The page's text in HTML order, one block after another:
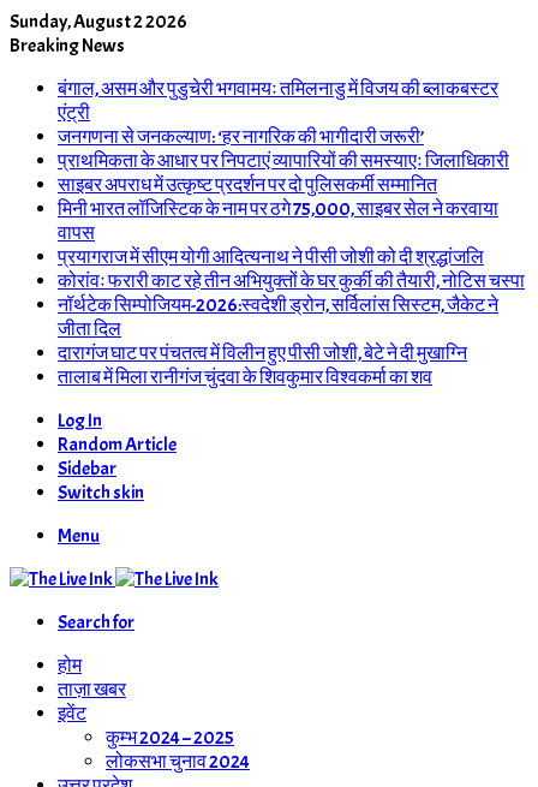
Sunday, August 2 2026
Breaking News
बंगाल, असम और पुडुचेरी भगवामयः तमिलनाडु में विजय की ब्लाकबस्टर
एंट्री
जनगणना से जनकल्याण: ‘हर नागरिक की भागीदारी जरूरी’
प्राथमिकता के आधार पर निपटाएं व्यापारियों की समस्याएः जिलाधिकारी
साइबर अपराध में उत्कृष्ट प्रदर्शन पर दो पुलिसकर्मी सम्मानित
मिनी भारत लॉजिस्टिक के नाम पर ठगे 75,000, साइबर सेल ने करवाया
वापस
प्रयागराज में सीएम योगी आदित्यनाथ ने पीसी जोशी को दी श्रद्धांजलि
कोरांवः फरारी काट रहे तीन अभियुक्तों के घर कुर्की की तैयारी, नोटिस चस्पा
नॉर्थटेक सिम्पोजियम-2026:स्वदेशी ड्रोन, सर्विलांस सिस्टम, जैकेट ने
जीता दिल
दारागंज घाट पर पंचतत्व में विलीन हुए पीसी जोशी, बेटे ने दी मुखाग्नि
तालाब में मिला रानीगंज चुंदवा के शिवकुमार विश्वकर्मा का शव
Log In
Random Article
Sidebar
Switch skin
Menu
Search for
होम
ताज़ा खबर
इवेंट
कुम्भ 2024 – 2025
लोकसभा चुनाव 2024